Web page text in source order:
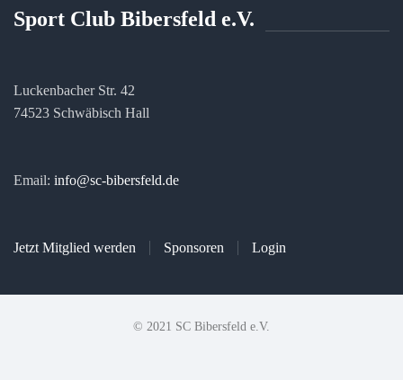
Sport Club Bibersfeld e.V.
Luckenbacher Str. 42
74523 Schwäbisch Hall
Email: info@sc-bibersfeld.de
Jetzt Mitglied werden Sponsoren Login
© 2021 SC Bibersfeld e.V.